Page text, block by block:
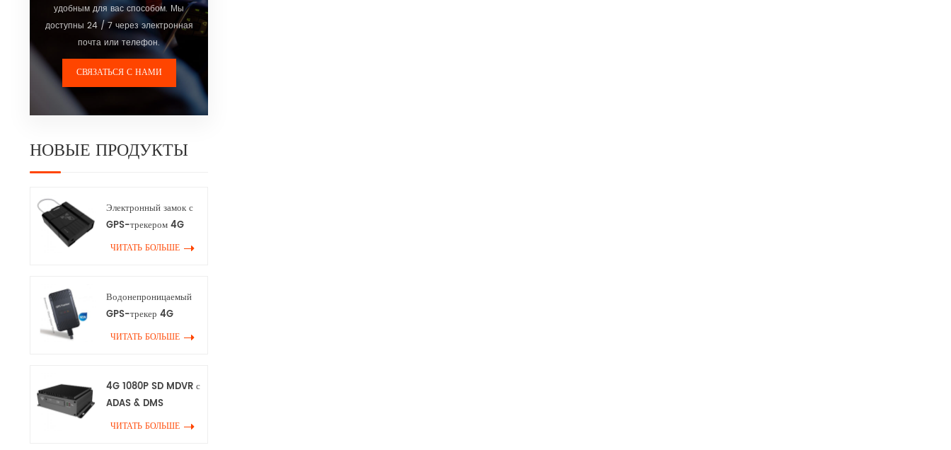
удобным для вас способом. Мы
доступны 24 / 7 через электронная
почта или телефон.
СВЯЗАТЬСЯ С НАМИ
НОВЫЕ ПРОДУКТЫ
Электронный замок с
GPS-трекером 4G
ЧИТАТЬ БОЛЬШЕ
Водонепроницаемый
GPS-трекер 4G
ЧИТАТЬ БОЛЬШЕ
4G 1080P SD MDVR с
ADAS & DMS
ЧИТАТЬ БОЛЬШЕ